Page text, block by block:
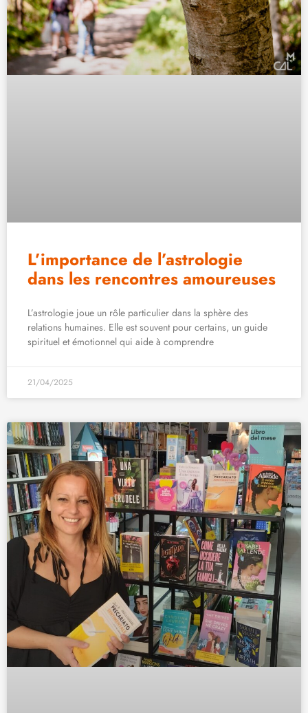
L’importance de l’astrologie
dans les rencontres amoureuses
L’astrologie joue un rôle particulier dans la sphère des
relations humaines. Elle est souvent pour certains, un guide
spirituel et émotionnel qui aide à comprendre
21/04/2025